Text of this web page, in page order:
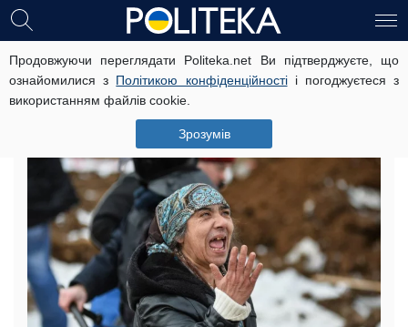
Продовжуючи переглядати Politeka.net Ви підтверджуєте, що
ознайомилися з Політикою конфіденційностіі погоджуєтеся з
використанням файлів cookie.
Зрозумів
Як бенкетує циганський барон: у
мережі з’явилося відео гулянь